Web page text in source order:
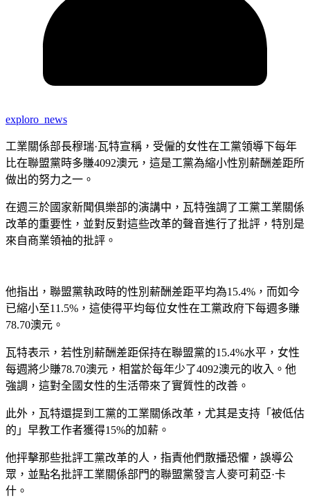
exploro_news
工業關係部長穆瑞·瓦特宣稱，受僱的女性在工黨領導下每年
比在聯盟黨時多賺4092澳元，這是工黨為縮小性別薪酬差距所
做出的努力之一。
在週三於國家新聞俱樂部的演講中，瓦特強調了工黨工業關係
改革的重要性，並對反對這些改革的聲音進行了批評，特別是
來自商業領袖的批評。
他指出，聯盟黨執政時的性別薪酬差距平均為15.4%，而如今
已縮小至11.5%，這使得平均每位女性在工黨政府下每週多賺
78.70澳元。
瓦特表示，若性別薪酬差距保持在聯盟黨的15.4%水平，女性
每週將少賺78.70澳元，相當於每年少了4092澳元的收入。他
強調，這對全國女性的生活帶來了實質性的改善。
此外，瓦特還提到工黨的工業關係改革，尤其是支持「被低估
的」早教工作者獲得15%的加薪。
他抨擊那些批評工黨改革的人，指責他們散播恐懼，誤導公
眾，並點名批評工業關係部門的聯盟黨發言人麥可莉亞·卡
什。